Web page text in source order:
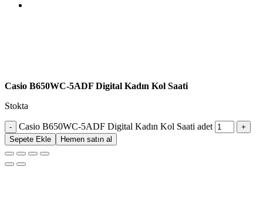
Casio B650WC-5ADF Digital Kadın Kol Saati
Stokta
Casio B650WC-5ADF Digital Kadın Kol Saati adet
Sepete Ekle Hemen satın al